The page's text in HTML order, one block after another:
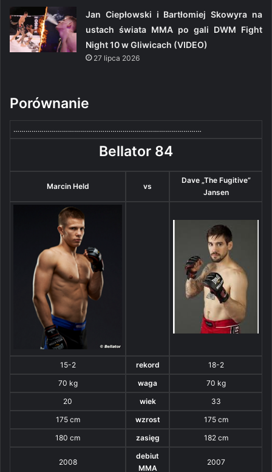
Jan Ciepłowski i Bartłomiej Skowyra na
ustach świata MMA po gali DWM Fight
Night 10 w Gliwicach (VIDEO)
27 lipca 2026
Porównanie
…………………………………………………………………………………
Bellator 84
Marcin Held vs
Dave „The Fugitive”
Jansen
15-2 rekord
18-2
70 kg
waga
70 kg
20
wiek
33
175 cm
wzrost
175 cm
180 cm
zasięg 182 cm
2008
debiut
MMA
2007